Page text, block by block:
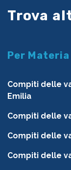
Trova
Per Materia
Compiti delle
Emilia
Compiti delle
Compiti delle
Compiti delle